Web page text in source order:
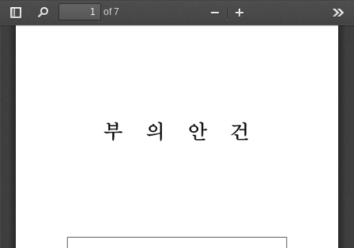
Toggle
Find
of 7
Zoom
부 의 안 건